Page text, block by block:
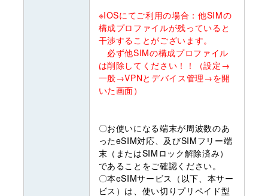
※IOSにてご利用の場合：他SIMの
構成プロファイルが残っていると
干渉することがございます。
必ず他SIMの構成プロファイル
は削除してください！！（設定→
一般→VPNとデバイス管理→を開
いた画面）
〇お使いになる端末が周波数のあ
ったeSIM対応、及びSIMフリー端
末（またはSIMロック解除済み）
であることをご確認ください。
〇本eSIMサービス（以下、本サー
ビス）は、使い切りプリペイド型